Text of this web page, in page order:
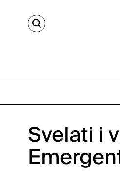
CERCA
Svelati i